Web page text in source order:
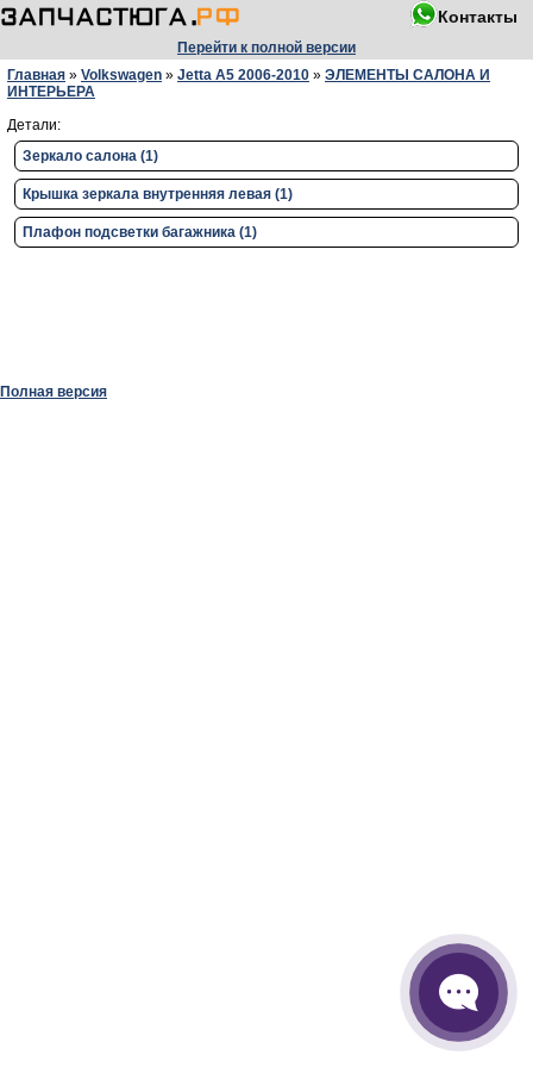
Контакты
Перейти к полной версии
Главная » Volkswagen » Jetta A5 2006-2010 » ЭЛЕМЕНТЫ САЛОНА И
ИНТЕРЬЕРА
Детали:
Зеркало салона (1)
Крышка зеркала внутренняя левая (1)
Плафон подсветки багажника (1)
Полная версия